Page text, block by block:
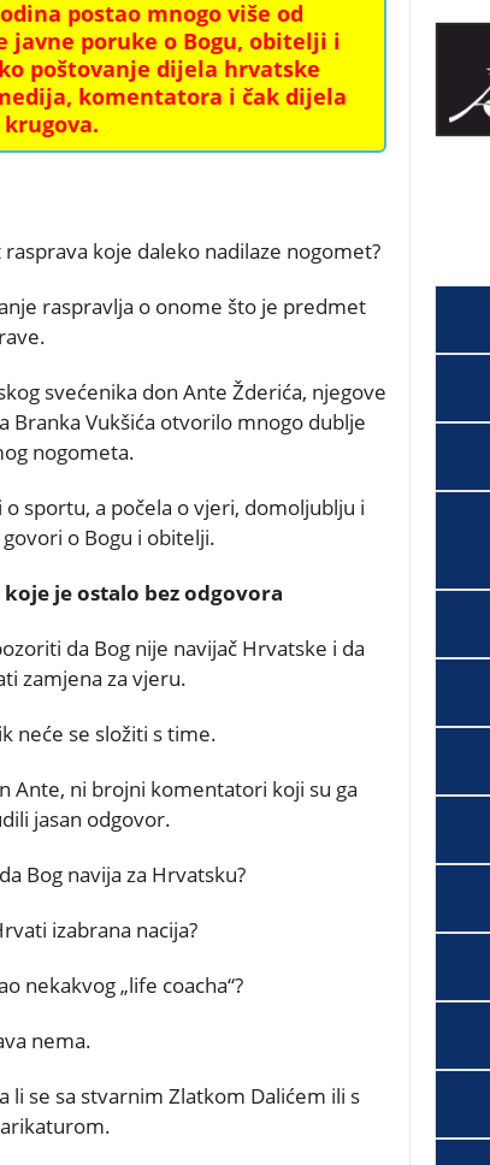
postao mnogo više od
javne poruke o Bogu, obitelji i
poštovanje dijela hrvatske
komentatora i čak dijela
koje daleko nadilaze nogomet?
raspravlja o onome što je predmet
svećenika don Ante Žderića, njegove
Branka Vukšića otvorilo mnogo dublje
nogometa.
sportu, a počela o vjeri, domoljublju i
o Bogu i obitelji.
je ostalo bez odgovora
da Bog nije navijač Hrvatske i da
zamjena za vjeru.
neće se složiti s time.
Ante, ni brojni komentatori koji su ga
jasan odgovor.
Bog navija za Hrvatsku?
izabrana nacija?
nekakvog „life coacha“?
nema.
se sa stvarnim Zlatkom Dalićem ili s